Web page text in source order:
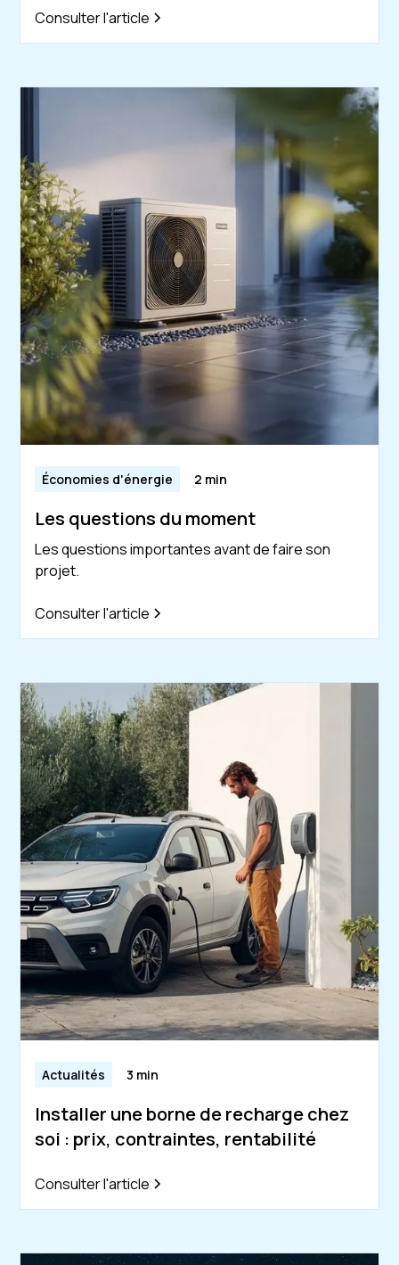
Consulter l'article
Économies d'énergie 2 min
Les questions du moment
Les questions importantes avant de faire son
projet.
Consulter l'article
Actualités 3 min
Installer une borne de recharge chez
soi : prix, contraintes, rentabilité
Consulter l'article